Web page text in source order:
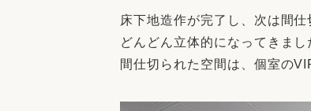
床下地造作が完了し、次は間仕
どんどん立体的になってきまし
間仕切られた空間は、個室の